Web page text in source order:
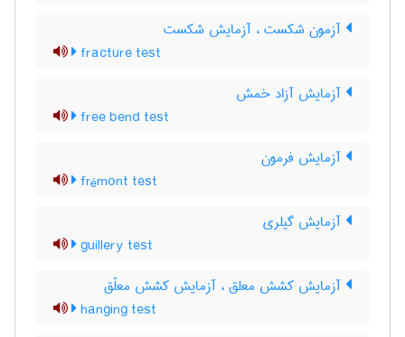
آزمون شکست ، آزمایش شکست
fracture test
آزمایش آزاد خمش
free bend test
آزمایش فرمون
frémont test
آزمایش گیلری
guillery test
آزمایش کشش معلق ، آزمایش کشش معلّق
hanging test